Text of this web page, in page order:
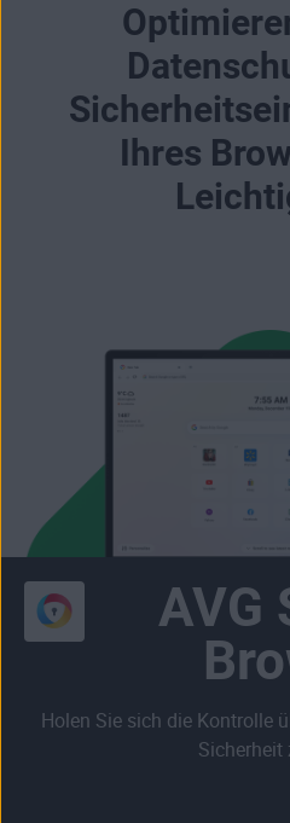
Ihres
AVG
Holen Sie sich die Kontrolle
Sicherheit